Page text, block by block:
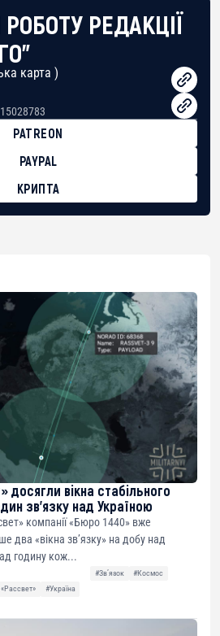
РЕДАКЦІЇ
карта )
PATREON
PAYPAL
КРИПТА
досягли вікна стабільного
зв’язку над Україною
компанії «Бюро 1440» вже
два «вікна зв’язку» на добу над
годину кож...
#Звʼязок
#Космос
#Україна